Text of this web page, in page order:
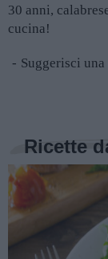
30 anni,
cucina!
Suggerisci
Ricette